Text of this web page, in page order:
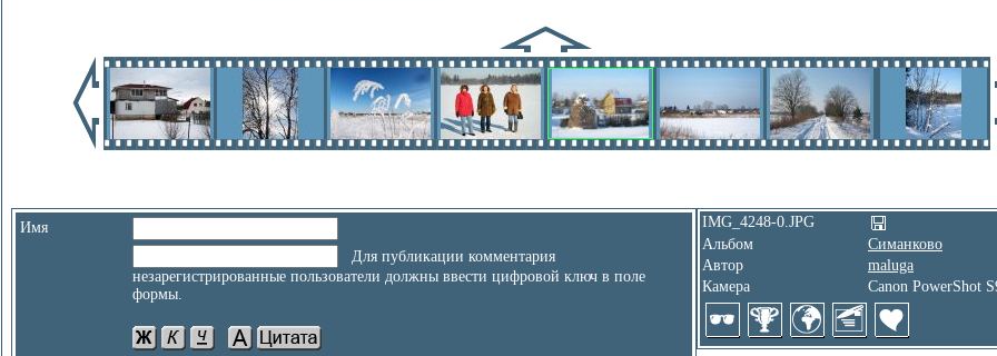
Имя
Для публикации комментария
незарегистрированные пользователи должны ввести цифровой ключ в поле
формы.
IMG_4248-0.JPG
Альбом
Симанково
Автор
maluga
Камера
Canon PowerShot